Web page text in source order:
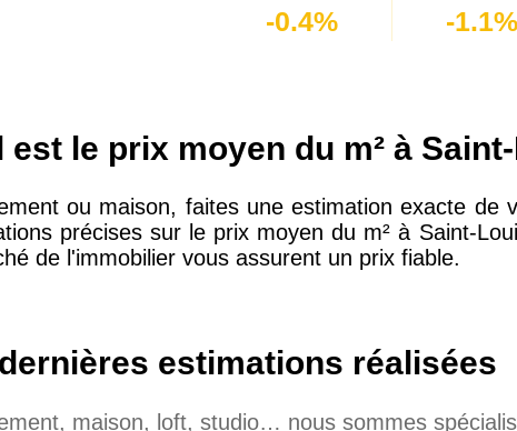
-0.4% -1.1%
est le prix moyen du m² à
ou maison, faites une estimation exacte
précises sur le prix moyen du m² à Saint-
de l'immobilier vous assurent un prix fiable.
estimations réalisées
maison, loft, studio… nous sommes